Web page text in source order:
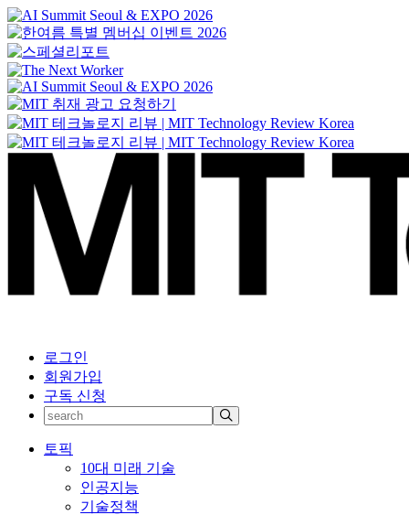
로그인
회원가입
구독 신청
토픽
10대 미래 기술
인공지능
기술정책